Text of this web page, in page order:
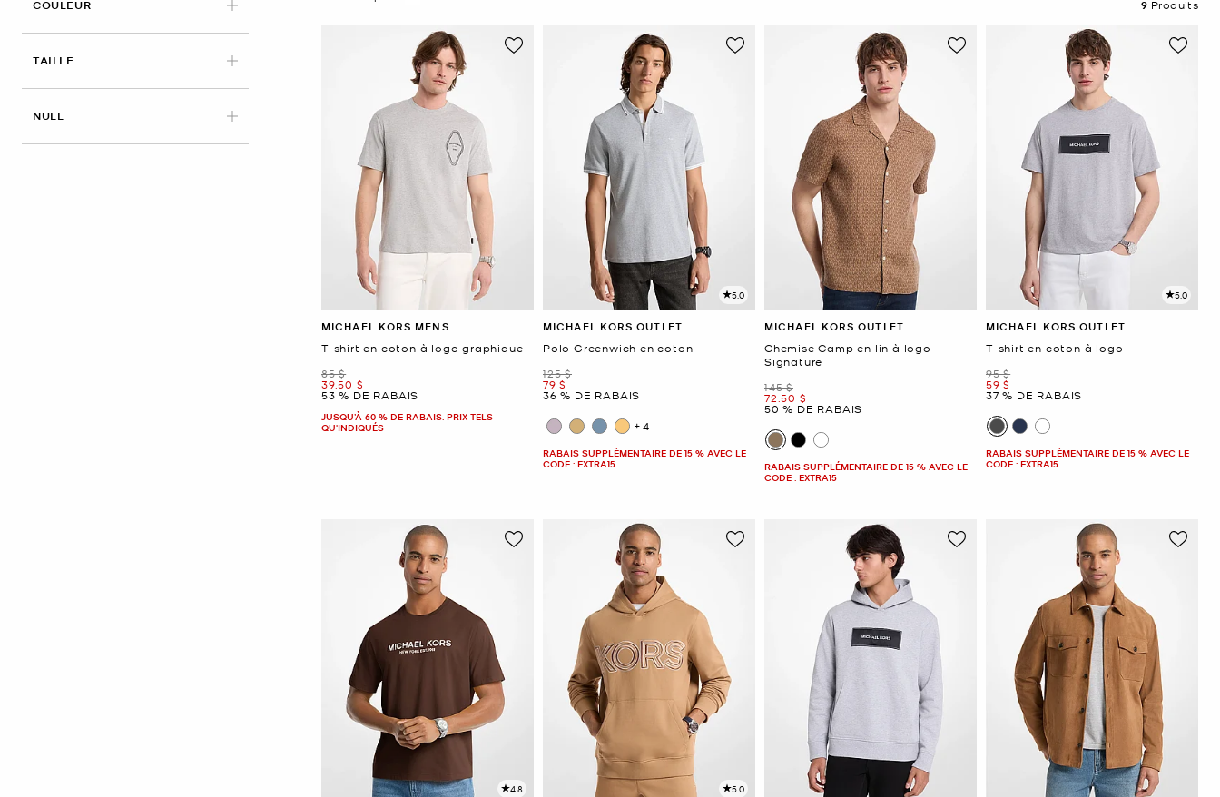
COULEURAPPLIED
TAILLE
NULL
9 Produits
MICHAEL KORS MENS
T-shirt en coton à logo graphique
était
85 $
maintenant
39.50 $
53 % DE RABAIS
JUSQU’À 60 % DE RABAIS. PRIX TELS
QU'INDIQUÉS
5.0
MICHAEL KORS OUTLET
Polo Greenwich en coton
était
125 $
maintenant
79 $
36 % DE RABAIS
+4
RABAIS SUPPLÉMENTAIRE DE 15 % AVEC LE
CODE : EXTRA15
MICHAEL KORS OUTLET
Chemise Camp en lin à logo
Signature
était
145 $
maintenant
72.50 $
50 % DE RABAIS
RABAIS SUPPLÉMENTAIRE DE 15 % AVEC LE
CODE : EXTRA15
5.0
MICHAEL KORS OUTLET
T-shirt en coton à logo
était
95 $
maintenant
59 $
37 % DE RABAIS
RABAIS SUPPLÉMENTAIRE DE 15 % AVEC LE
CODE : EXTRA15
4.8 5.0